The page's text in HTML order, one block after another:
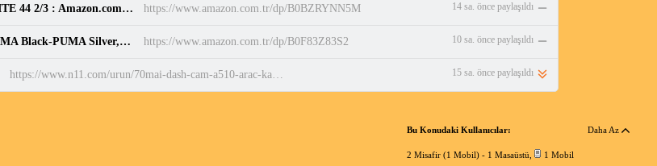
adidas Erkek PARK ST Ayakkabı CBLACK/CBLACK/OWHITE 44 2/3 : Amazon.com.tr: Moda https://www.amazon.com.tr/dp/B0BZRYNN5M 14 sa. önce paylaşıldı
PUMA BELLA DONNA DayINight Kadın Spor Ayakkabı, PUMA Black-PUMA Silver, 35.5 : Amazon.com.tr: Moda https://www.amazon.com.tr/dp/B0F83Z83S2 10 sa. önce paylaşıldı
https://www.n11.com/urun/70mai-dash-cam-a510-arac-kamerasi-55236869?magaza=marteknoloji 15 sa. önce paylaşıldı
Bu Konudaki Kullanıcılar: Daha Az
2 Misafir (1 Mobil) - 1 Masaüstü 1 Mobil